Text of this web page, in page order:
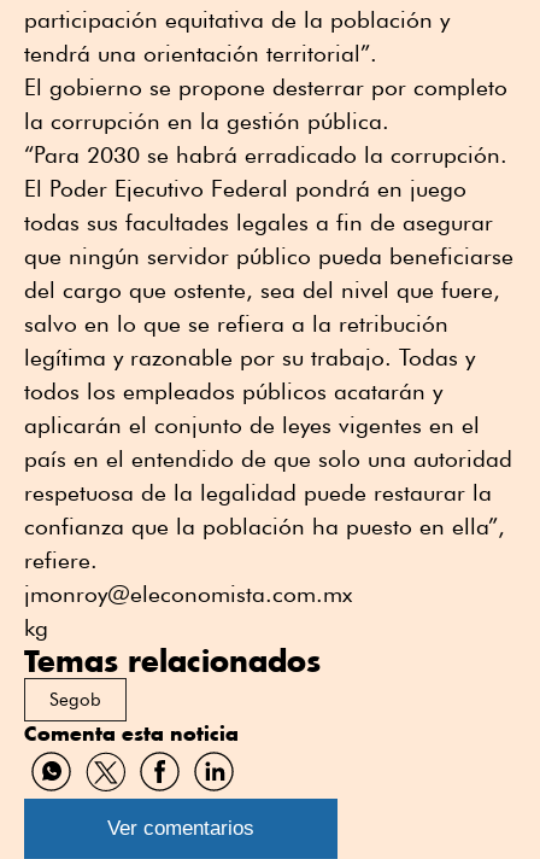
participación equitativa de la población y
tendrá una orientación territorial”.
El gobierno se propone desterrar por completo
la corrupción en la gestión pública.
“Para 2030 se habrá erradicado la corrupción.
El Poder Ejecutivo Federal pondrá en juego
todas sus facultades legales a fin de asegurar
que ningún servidor público pueda beneficiarse
del cargo que ostente, sea del nivel que fuere,
salvo en lo que se refiera a la retribución
legítima y razonable por su trabajo. Todas y
todos los empleados públicos acatarán y
aplicarán el conjunto de leyes vigentes en el
país en el entendido de que solo una autoridad
respetuosa de la legalidad puede restaurar la
confianza que la población ha puesto en ella”,
refiere.
jmonroy@eleconomista.com.mx
kg
Temas relacionados
Segob
Comenta esta noticia
Compartir
por
WhatsApp
Compartir
por
Twitter
Compartir
por
Facebook
Compartir
por
Linkedin
Ver comentarios